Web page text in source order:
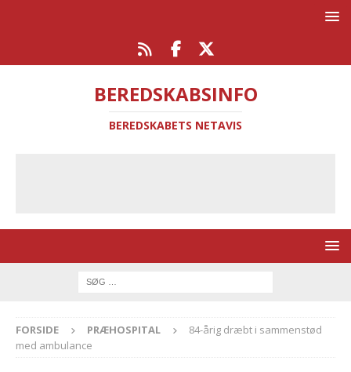
BEREDSKABSINFO
BEREDSKABETS NETAVIS
FORSIDE PRÆHOSPITAL
84-årig dræbt i sammenstød
med ambulance